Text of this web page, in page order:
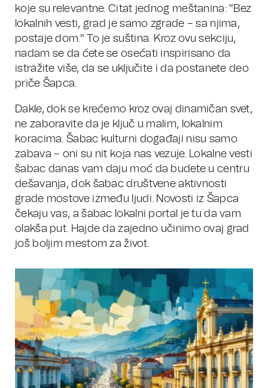
koje su relevantne. Citat jednog meštanina: "Bez
lokalnih vesti, grad je samo zgrade – sa njima,
postaje dom." To je suština. Kroz ovu sekciju,
nadam se da ćete se osećati inspirisano da
istražite više, da se uključite i da postanete deo
priče Šapca.
Dakle, dok se krećemo kroz ovaj dinamičan svet,
ne zaboravite da je ključ u malim, lokalnim
koracima. Šabac kulturni događaji nisu samo
zabava – oni su nit koja nas vezuje. Lokalne vesti
šabac danas vam daju moć da budete u centru
dešavanja, dok šabac društvene aktivnosti
grade mostove između ljudi. Novosti iz Šapca
čekaju vas, a šabac lokalni portal je tu da vam
olakša put. Hajde da zajedno učinimo ovaj grad
još boljim mestom za život.